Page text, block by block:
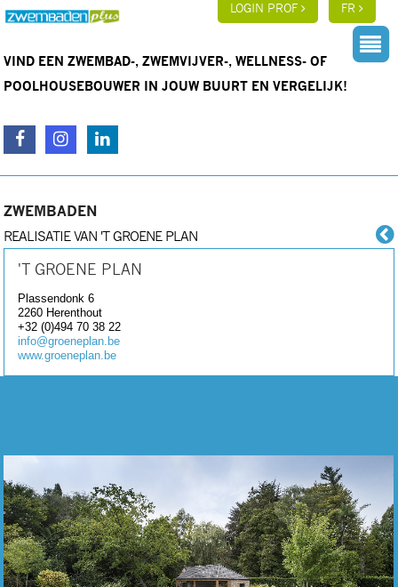
LOGIN PROF FR
VIND EEN ZWEMBAD-, ZWEMVIJVER-, WELLNESS- OF
POOLHOUSEBOUWER IN JOUW BUURT EN VERGELIJK!
ZWEMBADEN
REALISATIE VAN 'T GROENE PLAN
'T GROENE PLAN
Plassendonk 6
2260 Herenthout
+32 (0)494 70 38 22
info@groeneplan.be
www.groeneplan.be